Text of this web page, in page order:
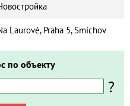
Laurové, Praha 5, Smíchov
по объекту
?